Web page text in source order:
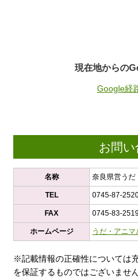
現在地からの
Google経
お問
名称 奈良県営うだ
TEL 0745-87-
FAX 0745-83-
ホームページ うだ・アニマ
※記載情報の正確性については
を保証するものではございません